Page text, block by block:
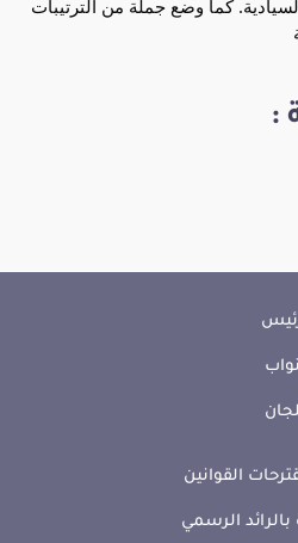
كما وضع جملة من الترتيبات
:
القوانين
الرسمي